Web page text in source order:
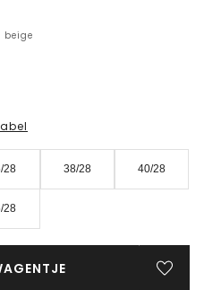
28 38/28 40/28
28